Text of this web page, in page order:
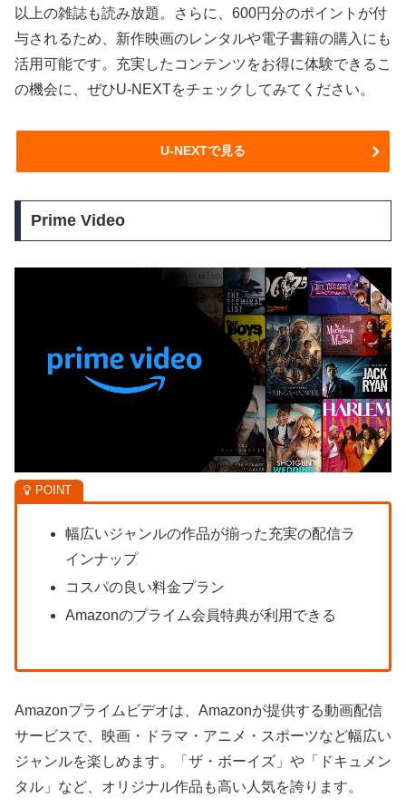
以上の雑誌も読み放題。さらに、600円分のポイントが付
与されるため、新作映画のレンタルや電子書籍の購入にも
活用可能です。充実したコンテンツをお得に体験できるこ
の機会に、ぜひU-NEXTをチェックしてみてください。
U-NEXTで見る
Prime Video
幅広いジャンルの作品が揃った充実の配信ラ
インナップ
コスパの良い料金プラン
Amazonのプライム会員特典が利用できる
Amazonプライムビデオは、Amazonが提供する動画配信
サービスで、映画・ドラマ・アニメ・スポーツなど幅広い
ジャンルを楽しめます。「ザ・ボーイズ」や「ドキュメン
タル」など、オリジナル作品も高い人気を誇ります。